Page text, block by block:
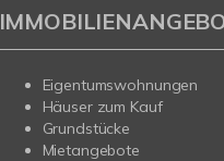
Eigentumswohnungen
Häuser zum Kauf
Grundstücke
Mietangebote